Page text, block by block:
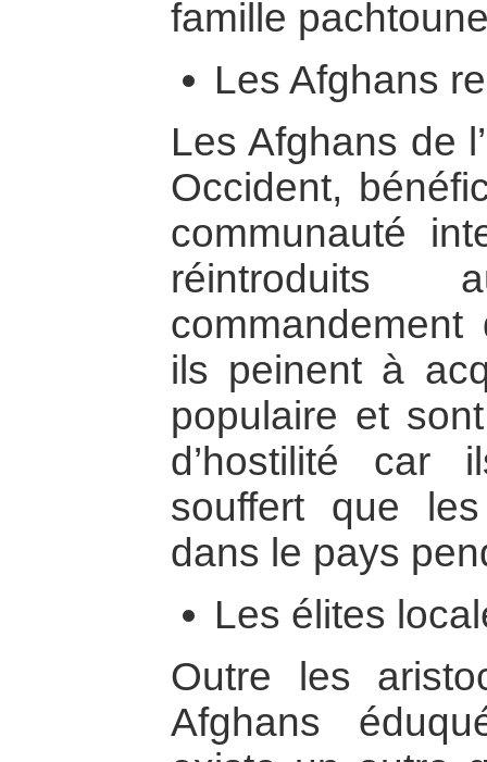
famille
Les Afghans
Les Afghans de
Occident,
communauté
ils peinent à
populaire et
d’hostilité car
souffert que
dans le pays
Les élites
Outre les
Afghans